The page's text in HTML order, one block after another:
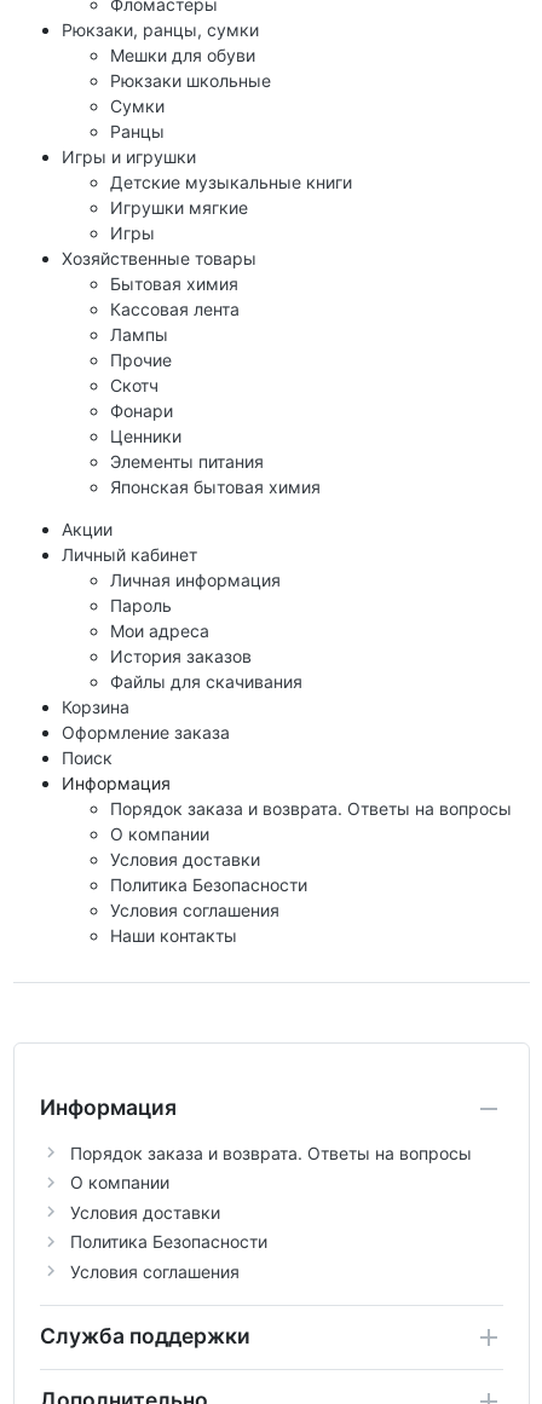
Рюкзаки, ранцы, сумки
Мешки для обуви
Рюкзаки школьные
Сумки
Ранцы
Игры и игрушки
Детские музыкальные книги
Игрушки мягкие
Игры
Хозяйственные товары
Бытовая химия
Кассовая лента
Лампы
Прочие
Скотч
Фонари
Ценники
Элементы питания
Японская бытовая химия
Акции
Личный кабинет
Личная информация
Пароль
Мои адреса
История заказов
Файлы для скачивания
Корзина
Оформление заказа
Поиск
Информация
Порядок заказа и возврата. Ответы на вопросы
О компании
Условия доставки
Политика Безопасности
Условия соглашения
Наши контакты
Информация
Порядок заказа и возврата. Ответы на вопросы
О компании
Условия доставки
Политика Безопасности
Условия соглашения
Служба поддержки